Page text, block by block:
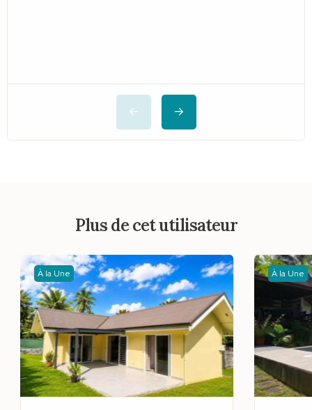
Plus de cet utilisateur
À la Une À la Une